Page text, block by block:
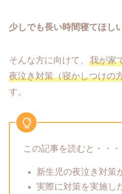
少しでも長い時間寝てほし
そんな方に向けて、 我が家
夜泣き対策（寝かしつけの
す。
この記事を読むと・・・
新生児の夜泣き対策
実際に対策を実施し